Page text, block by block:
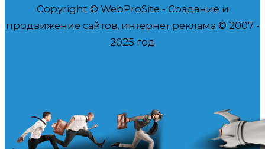
Copyright © WebProSite - Создание и
продвижение сайтов, интернет реклама © 2007 -
2025 год